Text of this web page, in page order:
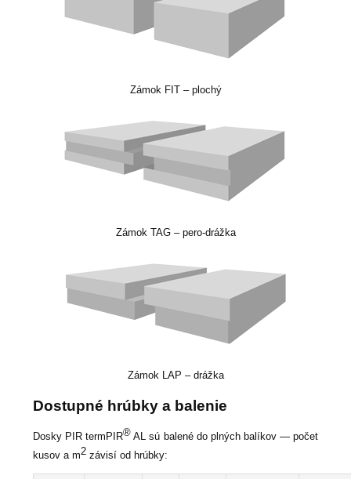
Zámok FIT – plochý
Zámok TAG – pero-drážka
Zámok LAP – drážka
Dostupné hrúbky a balenie
Dosky PIR termPIR® AL sú balené do plných balíkov — počet
kusov a m2 závisí od hrúbky: